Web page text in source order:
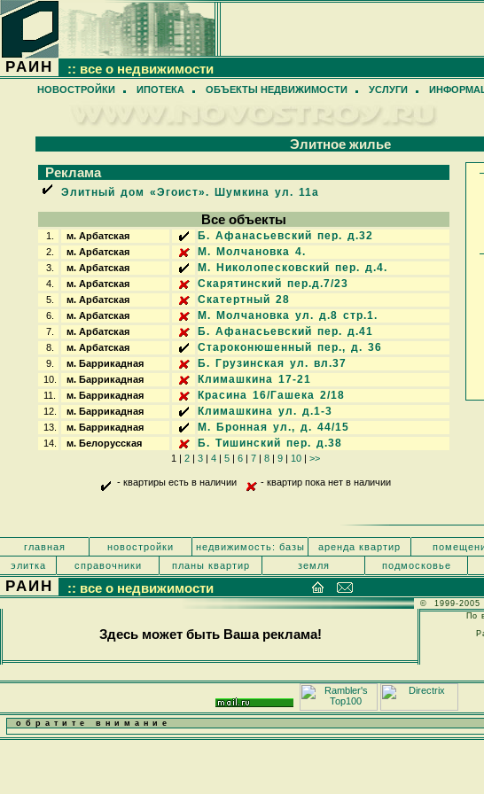
РАИН :: все о недвижимости
НОВОСТРОЙКИ
ИПОТЕКА ОБЪЕКТЫ НЕДВИЖИМОСТИ УСЛУГИ
Элитное жилье
Реклама
Элитный дом «Эгоист». Шумкина ул. 11а
Все объекты
1. м. Арбатская Б. Афанасьевский пер. д.32
2. м. Арбатская М. Молчановка 4.
3. м. Арбатская М. Николопесковский пер. д.4.
4. м. Арбатская Скарятинский пер.д.7/23
5. м. Арбатская Скатертный 28
6. м. Арбатская М. Молчановка ул. д.8 стр.1.
7. м. Арбатская Б. Афанасьевский пер. д.41
8. м. Арбатская Староконюшенный пер., д. 36
9. м. Баррикадная Б. Грузинская ул. вл.37
10. м. Баррикадная Климашкина 17-21
11. м. Баррикадная Красина 16/Гашека 2/18
12. м. Баррикадная Климашкина ул. д.1-3
13. м. Баррикадная М. Бронная ул., д. 44/15
14. м. Белорусская Б. Тишинский пер. д.38
1 | 2 | 3 | 4 | 5 | 6 | 7 | 8 | 9 | 10 | >>
- квартиры есть в наличии - квартир пока нет в наличии
главная новостройки недвижимость: базы аренда квартир
элитка
справочники планы квартир земля подмосковье
РАИН :: все о недвижимости
© 1999-2005
Здесь может быть Ваша реклама!
По
обратите внимание